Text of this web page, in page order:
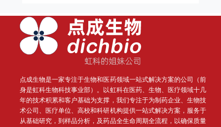
点成生物是一家专注于生物和医药领域一站式解决方案的公司（前
身是虹科生物科技事业部）。
以虹科在医药、生物、医疗领域十几
年的技术积累和客户基础为支撑，我们专注于为制药企业、生物技
术公司、医疗单位、高校和科研机构提供一站式解决方案，服务于
从基础研究，到样品分析，及药品全生命周期全流程，以确保质量